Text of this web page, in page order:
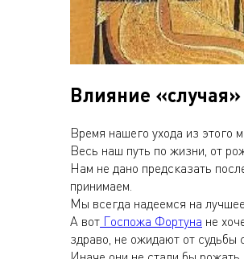
Влияние
Время нашего ухода из этого
Весь наш путь по жизни, от
Нам не дано предсказать
принимаем.
Мы всегда надеемся на
А вот Госпожа Фортуна не
здраво, не ожидают от судьбы